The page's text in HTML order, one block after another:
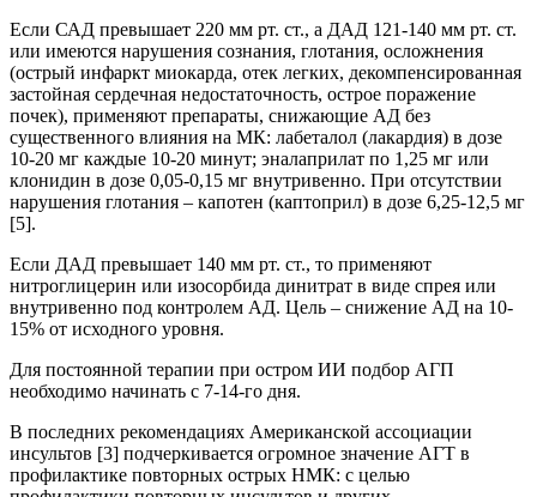
Если САД превышает 220 мм рт. ст., а ДАД 121-140 мм рт. ст.
или имеются нарушения сознания, глотания, осложнения
(острый инфаркт миокарда, отек легких, декомпенсированная
застойная сердечная недостаточность, острое поражение
почек), применяют препараты, снижающие АД без
существенного влияния на МК: лабеталол (лакардия) в дозе
10-20 мг каждые 10-20 минут; эналаприлат по 1,25 мг или
клонидин в дозе 0,05-0,15 мг внутривенно. При отсутствии
нарушения глотания – капотен (каптоприл) в дозе 6,25-12,5 мг
[5].
Если ДАД превышает 140 мм рт. ст., то применяют
нитроглицерин или изосорбида динитрат в виде спрея или
внутривенно под контролем АД. Цель – снижение АД на 10-
15% от исходного уровня.
Для постоянной терапии при остром ИИ подбор АГП
необходимо начинать с 7-14-го дня.
В последних рекомендациях Американской ассоциации
инсультов [3] подчеркивается огромное значение АГТ в
профилактике повторных острых НМК: с целью